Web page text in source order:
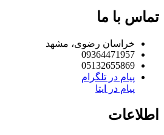
تماس با ما
خراسان رضوی، مشهد
09364471957
05132655869
پیام در تلگرام
پیام در ایتا
اطلاعات